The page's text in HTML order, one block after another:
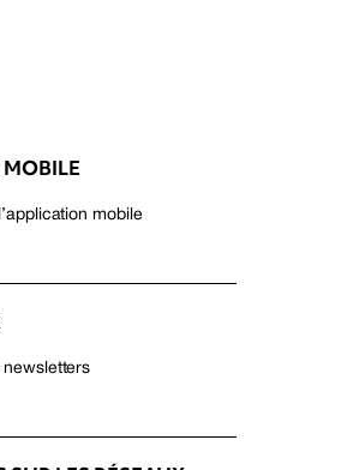
mobile